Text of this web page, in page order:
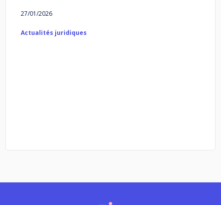
27/01/2026
Actualités juridiques